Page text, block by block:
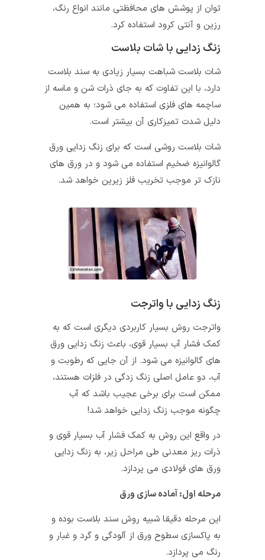
توان از پوشش های محافظتی مانند انواع رنگ،
رزین و آنتی کرود استفاده کرد.
زنگ زدایی با شات بلاست
شات بلاست شباهت بسیار زیادی به سند بلاست
دارد، با این تفاوت که به جای ذرات شن و ماسه از
ساچمه های فلزی استفاده می شود؛ به همین
دلیل شدت تمیزکاری آن بیشتر است.
شات بلاست روشی است که برای زنگ زدایی ورق
گالوانیزه ضخیم استفاده می شود و در ورق های
نازک تر موجب تخریب فلز زیرین خواهد شد.
زنگ زدایی با واترجت
واترجت روش بسیار کاربردی دیگری است که به
کمک فشار آب بسیار قوی، باعث زنگ زدایی ورق
های گالوانیزه می شود. از آن جایی که رطوبت و
آب، دو عامل اصلی زنگ زدگی در فلزات هستند،
ممکن است برای برخی عجیب باشد که آب
چگونه موجب زنگ زدایی خواهد شد!
در واقع این روش به کمک فشار آب بسیار قوی و
ذرات ریز معدنی طی مراحل زیر، به زنگ زدایی
ورق های فولادی می پردازد.
مرحله اول: آماده سازی ورق
این مرحله دقیقا شبیه روش سند بلاست بوده و
به پاکسازی سطوح ورق از آلودگی و گرد و غبار و
رنگ می پردازد.